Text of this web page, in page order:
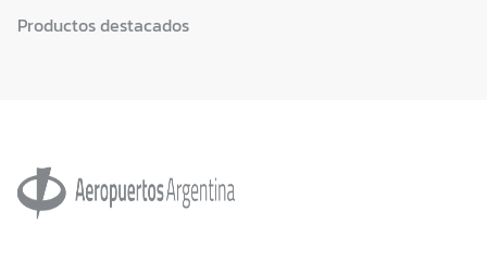
Productos destacados